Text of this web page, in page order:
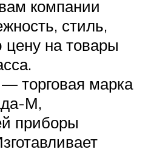
компании
стиль,
на товары
торговая марка
М,
приборы